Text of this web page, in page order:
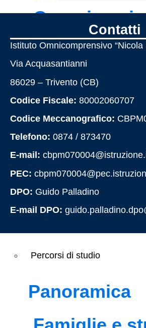
Organi
La storia
La storia
Servizi
Panoramica
Famiglie e studenti
Percorsi di studio
Panoramica
Contatti
Istituto Omnicomprensivo “Nicola
Via Acquasantianni
86029 – Trivento (CB)
Codice Fiscale: 80002060707
Codice Meccanografico:
Telefono: 0874 / 873470
E-mail:
PEC:
DPO: Guido Palladino
E-mail DPO: